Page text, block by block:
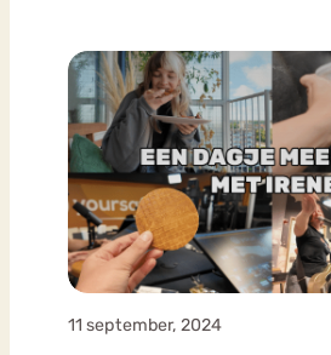
11 september, 2024